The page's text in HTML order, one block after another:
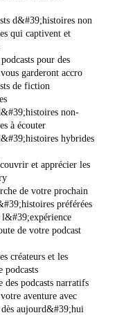
d&#39;histoires non
qui captivent et
pour des
garderont accro
de fiction
non-
à écouter
hybrides
et apprécier les
de votre prochain
préférées
de votre podcast
créateurs et les
podcasts
des podcasts narratifs
aventure avec
aujourd&#39;hui